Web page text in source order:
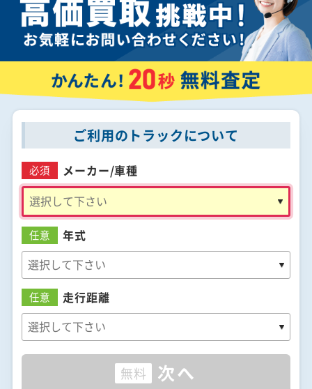
ご利用のトラックについて
必須 メーカー/車種
任意 年式
任意 走行距離
無料 次へ